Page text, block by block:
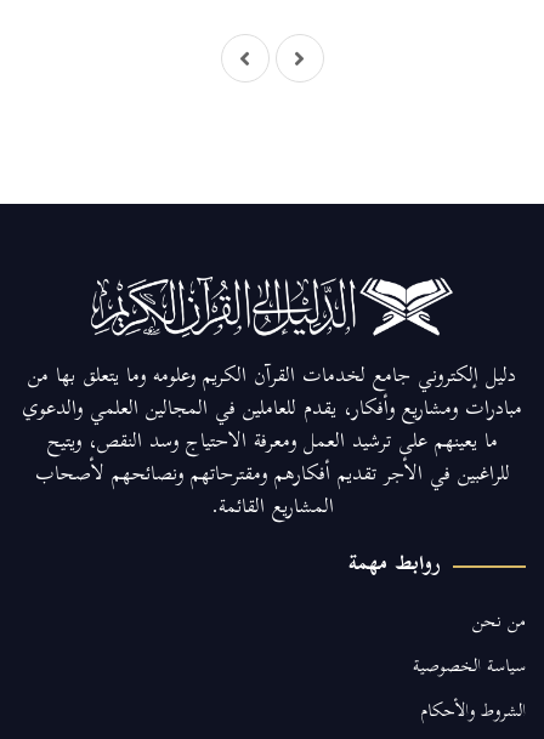
دليل إلكتروني جامع لخدمات القرآن الكريم وعلومه وما يتعلق بها من
مبادرات ومشاريع وأفكار، يقدم للعاملين في المجالين العلمي والدعوي
ما يعينهم على ترشيد العمل ومعرفة الاحتياج وسد النقص، ويتيح
للراغبين في الأجر تقديم أفكارهم ومقترحاتهم ونصائحهم لأصحاب
المشاريع القائمة.
روابط مهمة
من نحن
سياسة الخصوصية
الشروط والأحكام